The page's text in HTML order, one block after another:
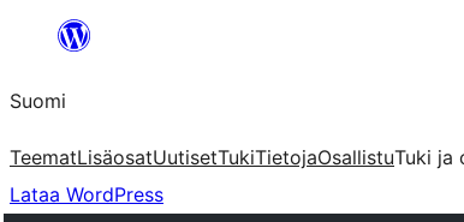
Suomi
TeematLisäosatUutisetTukiTietojaOsallistuTuki ja
Lataa WordPress